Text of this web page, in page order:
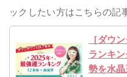
ックしたい方はこちらの記
［ダウ
ランキ
勢を水